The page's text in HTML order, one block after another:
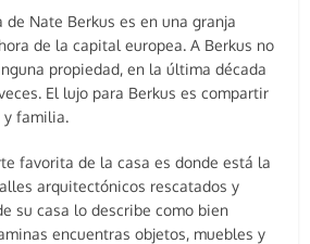
de Nate Berkus es en una granja
de la capital europea. A Berkus no
propiedad, en la última década
El lujo para Berkus es compartir
y familia.
favorita de la casa es donde está la
arquitectónicos rescatados y
su casa lo describe como bien
encuentras objetos, muebles y